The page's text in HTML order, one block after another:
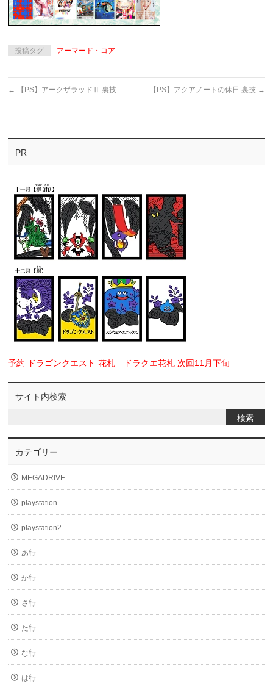
投稿タグ アーマード・コア
← 【PS】アークザラッドⅡ 裏技 【PS】アクアノートの休日 裏技 →
PR
予約 ドラゴンクエスト 花札 ドラクエ花札 次回11月下旬
サイト内検索
カテゴリー
MEGADRIVE
playstation
playstation2
あ行
か行
さ行
た行
な行
は行